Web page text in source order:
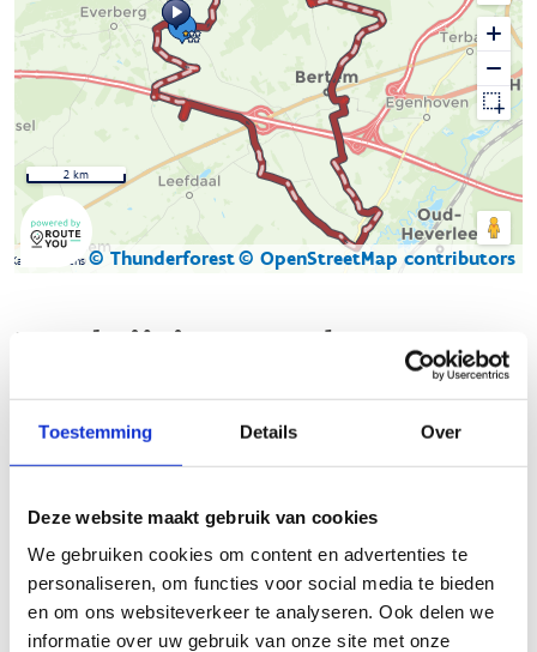
Toestemming Details Over
Deze website maakt gebruik van cookies
We gebruiken cookies om content en advertenties te
personaliseren, om functies voor social media te bieden
en om ons websiteverkeer te analyseren. Ook delen we
informatie over uw gebruik van onze site met onze
Kaartgegevens© Thunderforest© OpenStreetMap contributors
2 km
Beschrijving van de route
Bertembos voor ruiters en menners!
bordjes, biedt een adembenemende ervaring voor ruiters en
menners. Geniet van weidse vergezichten die afwisselen met
pittoreske dorpskernen, talrijke boomgaarden en lange brede
zandwegen. Hier en daar duik je een holle weg in, wat de
tocht extra bijzonder maakt.